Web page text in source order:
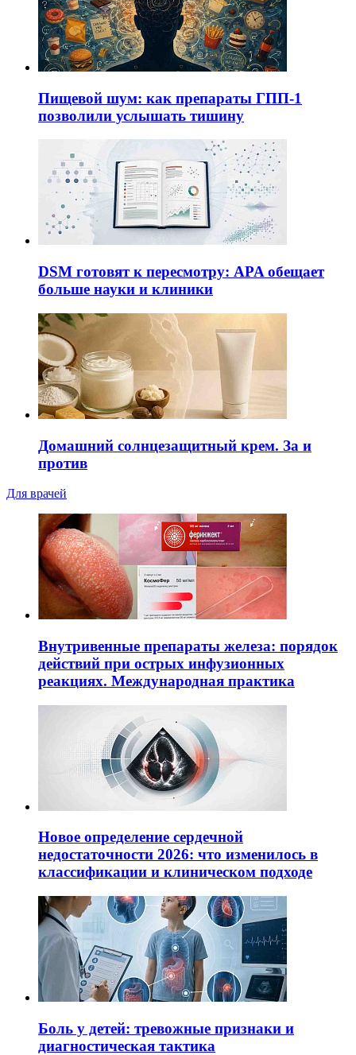
Пищевой шум: как препараты ГПП-1
позволили услышать тишину
DSM готовят к пересмотру: APA обещает
больше науки и клиники
Домашний солнцезащитный крем. За и
против
Для врачей
Внутривенные препараты железа: порядок
действий при острых инфузионных
реакциях. Международная практика
Новое определение сердечной
недостаточности 2026: что изменилось в
классификации и клиническом подходе
Боль у детей: тревожные признаки и
диагностическая тактика